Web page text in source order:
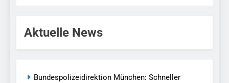
Aktuelle News
Bundespolizeidirektion München: Schneller